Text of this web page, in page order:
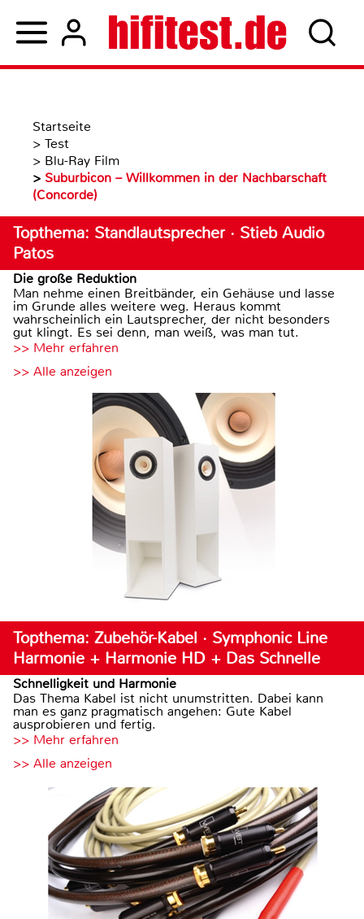
Startseite
> Test
> Blu-Ray Film
> Suburbicon – Willkommen in der Nachbarschaft
(Concorde)
Topthema: Standlautsprecher · Stieb Audio
Patos
Die große Reduktion
Man nehme einen Breitbänder, ein Gehäuse und lasse
im Grunde alles weitere weg. Heraus kommt
wahrscheinlich ein Lautsprecher, der nicht besonders
gut klingt. Es sei denn, man weiß, was man tut.
>> Mehr erfahren
>> Alle anzeigen
Topthema: Zubehör-Kabel · Symphonic Line
Harmonie + Harmonie HD + Das Schnelle
Schnelligkeit und Harmonie
Das Thema Kabel ist nicht unumstritten. Dabei kann
man es ganz pragmatisch angehen: Gute Kabel
ausprobieren und fertig.
>> Mehr erfahren
>> Alle anzeigen